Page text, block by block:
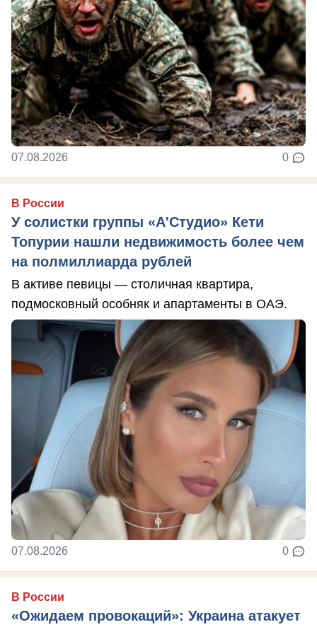
07.08.2026 0
В России
У солистки группы «А'Студио» Кети
Топурии нашли недвижимость более чем
на полмиллиарда рублей
В активе певицы — столичная квартира,
подмосковный особняк и апартаменты в ОАЭ.
07.08.2026 0
В России
«Ожидаем провокаций»: Украина атакует